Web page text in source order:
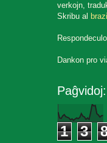
verkojn,
Skribu al
Dankon pro
Paĝvidoj:
1 3